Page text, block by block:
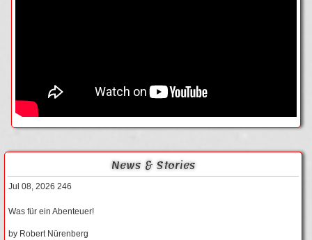
News & Stories
Jul 08, 2026 246
Was für ein Abenteuer!
by Robert Nürenberg